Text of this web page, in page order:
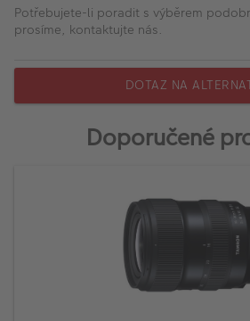
Potřebujete-li poradit s výběrem
prosíme, kontaktujte nás.
DOTAZ NA
Doporučené